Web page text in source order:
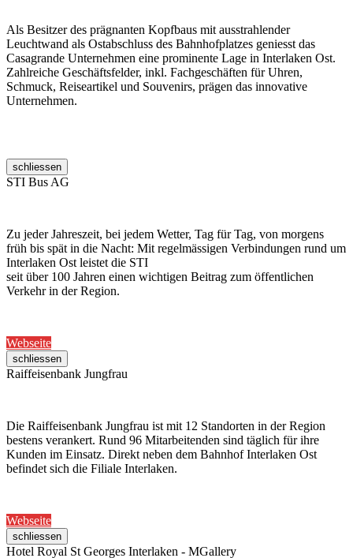
Als Besitzer des prägnanten Kopfbaus mit ausstrahlender
Leuchtwand als Ostabschluss des Bahnhofplatzes geniesst das
Casagrande Unternehmen eine prominente Lage in Interlaken Ost.
Zahlreiche Geschäftsfelder, inkl. Fachgeschäften für Uhren,
Schmuck, Reiseartikel und Souvenirs, prägen das innovative
Unternehmen.
schliessen
STI Bus AG
Zu jeder Jahreszeit, bei jedem Wetter, Tag für Tag, von morgens
früh bis spät in die Nacht: Mit regelmässigen Verbindungen rund um
Interlaken Ost leistet die STI
seit über 100 Jahren einen wichtigen Beitrag zum öffentlichen
Verkehr in der Region.
Webseite
schliessen
Raiffeisenbank Jungfrau
Die Raiffeisenbank Jungfrau ist mit 12 Standorten in der Region
bestens verankert. Rund 96 Mitarbeitenden sind täglich für ihre
Kunden im Einsatz. Direkt neben dem Bahnhof Interlaken Ost
befindet sich die Filiale Interlaken.
Webseite
schliessen
Hotel Royal St Georges Interlaken - MGallery